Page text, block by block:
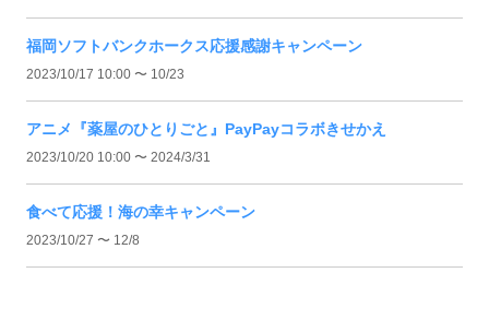
福岡ソフトバンクホークス応援感謝キャンペーン
2023/10/17 10:00 〜 10/23
アニメ『薬屋のひとりごと』PayPayコラボきせかえ
2023/10/20 10:00 〜 2024/3/31
食べて応援！海の幸キャンペーン
2023/10/27 〜 12/8